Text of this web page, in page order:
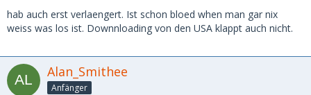
hab auch erst verlaengert. Ist schon bloed when man gar nix
weiss was los ist. Downnloading von den USA klappt auch nicht.
Alan_Smithee
Anfänger